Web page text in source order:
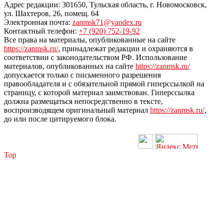
Адрес редакции: 301650, Тульская область, г. Новомосковск,
ул. Шахтеров, 26, помещ. 64
Электронная почта: zanmsk71@yandex.ru
Контактный телефон: +7 (920) 752-19-92
Все права на материалы, опубликованные на сайте
https://zanmsk.ru/, принадлежат редакции и охраняются в
соответствии с законодательством РФ. Использование
материалов, опубликованных на сайте https://zanmsk.ru/
допускается только с письменного разрешения
правообладателя и с обязательной прямой гиперссылкой на
страницу, с которой материал заимствован. Гиперссылка
должна размещаться непосредственно в тексте,
воспроизводящем оригинальный материал https://zanmsk.ru/,
до или после цитируемого блока.
Top